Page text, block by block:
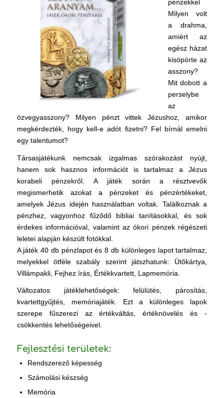
pénzekkel
Milyen volt
a drahma,
amiért az
egész házat
kisöpörte az
asszony?
Mit dobott a
perselybe
az
özvegyasszony? Milyen pénzt vittek Jézushoz, amikor
megkérdezték, hogy kell-e adót fizetni? Fel bírnál emelni
egy talentumot?
Társasjátékunk nemcsak izgalmas szórakozást nyújt,
hanem sok hasznos információt is tartalmaz a Jézus
korabeli pénzekről. A játék során a résztvevők
megismerhetik azokat a pénzeket és pénzértékeket,
amelyek Jézus idején használatban voltak. Találkoznak a
pénzhez, vagyonhoz fűződő bibliai tanításokkal, és sok
érdekes információval, valamint az ókori pénzek régészeti
leletei alapján készült fotókkal.
A játék 40 db pénzlapot és 8 db különleges lapot tartalmaz,
melyekkel ötféle szabály szerint játszhatunk: Ütőkártya,
Villámpakli, Fejhez írás, Értékkvartett, Lapmemória.
Változatos játéklehetőségek: felülütés, párosítás,
kvartettgyűjtés, memóriajáték. Ezt a különleges lapok
szerepe fűszerezi az értékváltás, értéknövelés és -
csökkentés lehetőségeivel.
Fejlesztési területek:
Rendszerező képesség
Számolási készség
Memória